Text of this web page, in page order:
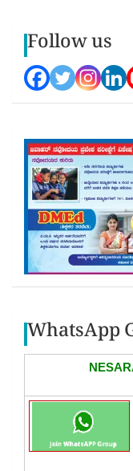
Follow us
WhatsApp